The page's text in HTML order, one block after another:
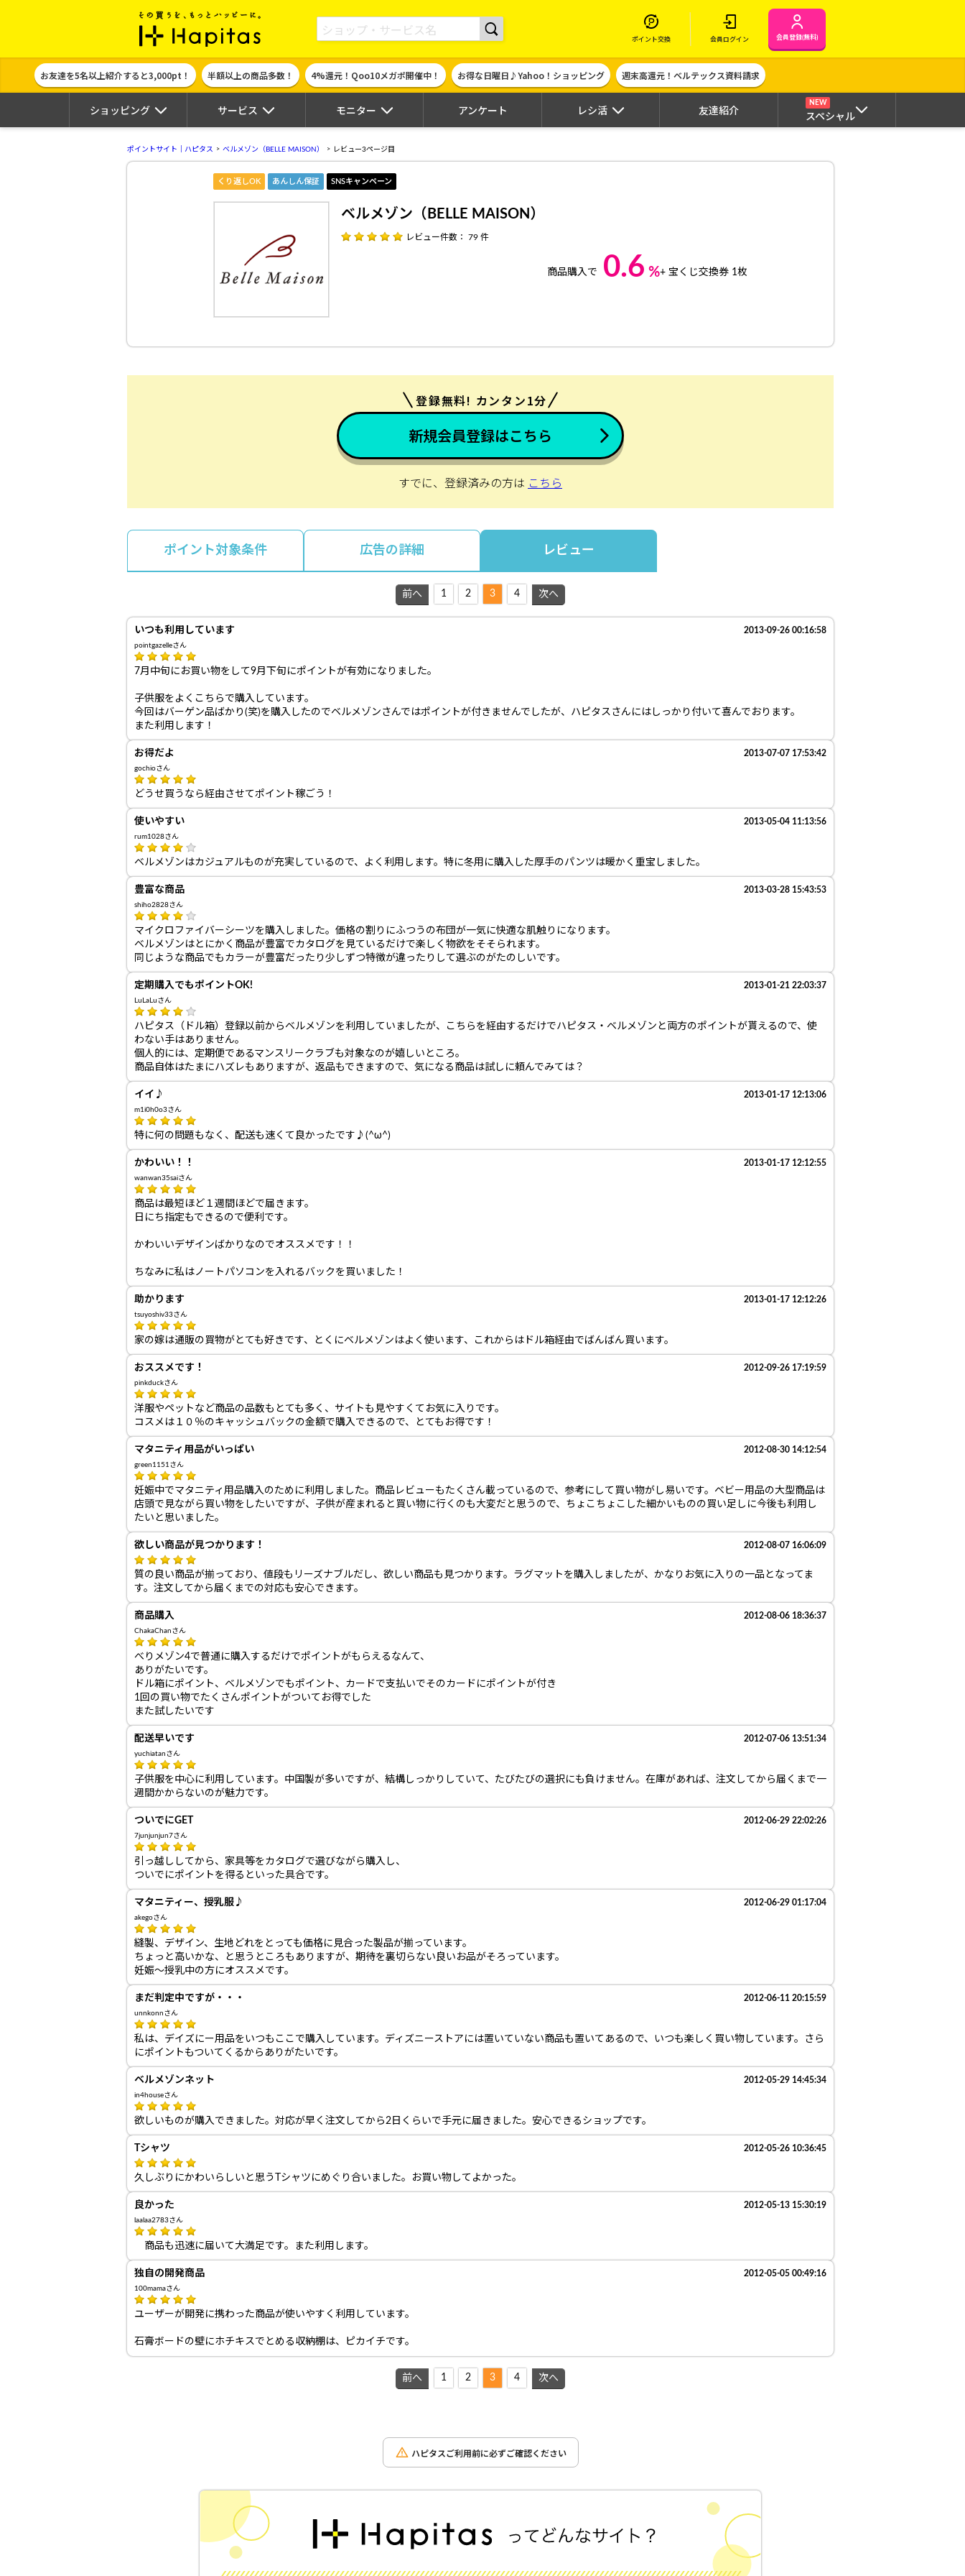
ポイント貯めて現金やギフト券に交換できるポイントサイト | ハピタス
ポイント交換 会員ログイン 会員登録(無料)
お友達を5名以上紹介すると3,000pt！ 半額以上の商品多数！ 4%還元！Qoo10メガポ開催中！ お得な日曜日♪Yahoo！ショッピング 週末高還元！ベルテックス資料請求
ショッピング サービス モニター アンケート レシ活 友達紹介
NEW
スペシャル
ポイントサイト｜ハピタス ベルメゾン（BELLE MAISON） レビュー3ページ目
くり返しOK あんしん保証 SNSキャンペーン
ベルメゾン（BELLE MAISON）
レビュー件数： 79 件
商品購入で 0.6 %+ 宝くじ交換券 1枚
登録無料! カンタン1分
新規会員登録はこちら
すでに、登録済みの方は こちら
ポイント対象条件 広告の詳細 レビュー
前へ 1 2 3 4 次へ
いつも利用しています 2013-09-26 00:16:58
pointgazelleさん
7月中旬にお買い物をして9月下旬にポイントが有効になりました。
子供服をよくこちらで購入しています。
今回はバーゲン品ばかり(笑)を購入したのでベルメゾンさんではポイントが付きませんでしたが、ハピタスさんにはしっかり付いて喜んでおります。
また利用します！
お得だよ 2013-07-07 17:53:42
gochioさん
どうせ買うなら経由させてポイント稼ごう！
使いやすい 2013-05-04 11:13:56
rum1028さん
ベルメゾンはカジュアルものが充実しているので、よく利用します。特に冬用に購入した厚手のパンツは暖かく重宝しました。
豊富な商品 2013-03-28 15:43:53
shiho2828さん
マイクロファイバーシーツを購入しました。価格の割りにふつうの布団が一気に快適な肌触りになります。
ベルメゾンはとにかく商品が豊富でカタログを見ているだけで楽しく物欲をそそられます。
同じような商品でもカラーが豊富だったり少しずつ特徴が違ったりして選ぶのがたのしいです。
定期購入でもポイントOK! 2013-01-21 22:03:37
LuLaLuさん
ハピタス（ドル箱）登録以前からベルメゾンを利用していましたが、こちらを経由するだけでハピタス・ベルメゾンと両方のポイントが貰えるので、使
わない手はありません。
個人的には、定期便であるマンスリークラブも対象なのが嬉しいところ。
商品自体はたまにハズレもありますが、返品もできますので、気になる商品は試しに頼んでみては？
イイ♪ 2013-01-17 12:13:06
m1i0h0o3さん
特に何の問題もなく、配送も速くて良かったです♪(^ω^)
かわいい！！ 2013-01-17 12:12:55
wanwan35saiさん
商品は最短ほど１週間ほどで届きます。
日にち指定もできるので便利です。
かわいいデザインばかりなのでオススメです！！
ちなみに私はノートパソコンを入れるバックを買いました！
助かります 2013-01-17 12:12:26
tsuyoshiv33さん
家の嫁は通販の買物がとても好きです、とくにベルメゾンはよく使います、これからはドル箱経由でばんばん買います。
おススメです！ 2012-09-26 17:19:59
pinkduckさん
洋服やペットなど商品の品数もとても多く、サイトも見やすくてお気に入りです。
コスメは１０％のキャッシュバックの金額で購入できるので、とてもお得です！
マタニティ用品がいっぱい 2012-08-30 14:12:54
green1151さん
妊娠中でマタニティ用品購入のために利用しました。商品レビューもたくさん載っているので、参考にして買い物がし易いです。ベビー用品の大型商品は
店頭で見ながら買い物をしたいですが、子供が産まれると買い物に行くのも大変だと思うので、ちょこちょこした細かいものの買い足しに今後も利用し
たいと思いました。
欲しい商品が見つかります！ 2012-08-07 16:06:09
質の良い商品が揃っており、値段もリーズナブルだし、欲しい商品も見つかります。ラグマットを購入しましたが、かなりお気に入りの一品となってま
す。注文してから届くまでの対応も安心できます。
商品購入 2012-08-06 18:36:37
ChakaChanさん
べりメゾン4で普通に購入するだけでポイントがもらえるなんて、
ありがたいです。
ドル箱にポイント、ベルメゾンでもポイント、カードで支払いでそのカードにポイントが付き
1回の買い物でたくさんポイントがついてお得でした
また試したいです
配送早いです 2012-07-06 13:51:34
yuchiatanさん
子供服を中心に利用しています。中国製が多いですが、結構しっかりしていて、たびたびの選択にも負けません。在庫があれば、注文してから届くまで一
週間かからないのが魅力です。
ついでにGET 2012-06-29 22:02:26
7junjunjun7さん
引っ越ししてから、家具等をカタログで選びながら購入し、
ついでにポイントを得るといった具合です。
マタニティー、授乳服♪ 2012-06-29 01:17:04
akegoさん
縫製、デザイン、生地どれをとっても価格に見合った製品が揃っています。
ちょっと高いかな、と思うところもありますが、期待を裏切らない良いお品がそろっています。
妊娠～授乳中の方にオススメです。
まだ判定中ですが・・・ 2012-06-11 20:15:59
unnkonnさん
私は、デイズにー用品をいつもここで購入しています。ディズニーストアには置いていない商品も置いてあるので、いつも楽しく買い物しています。さら
にポイントもついてくるからありがたいです。
ベルメゾンネット 2012-05-29 14:45:34
in4houseさん
欲しいものが購入できました。対応が早く注文してから2日くらいで手元に届きました。安心できるショップです。
Tシャツ 2012-05-26 10:36:45
久しぶりにかわいらしいと思うTシャツにめぐり合いました。お買い物してよかった。
良かった 2012-05-13 15:30:19
laalaa2783さん
商品も迅速に届いて大満足です。また利用します。
独自の開発商品 2012-05-05 00:49:16
100mamaさん
ユーザーが開発に携わった商品が使いやすく利用しています。
石膏ボードの壁にホチキスでとめる収納棚は、ピカイチです。
前へ 1 2 3 4 次へ
ハピタスご利用前に必ずご確認ください